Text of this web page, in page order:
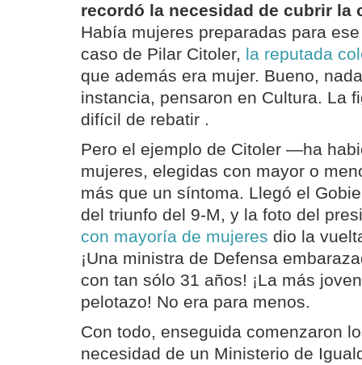
recordó la necesidad de cubrir la
Había mujeres preparadas para
caso de Pilar Citoler, la reputada
que además era mujer. Bueno,
instancia, pensaron en Cultura. La
difícil de rebatir .
Pero el ejemplo de Citoler —ha
mujeres, elegidas con mayor o
más que un síntoma. Llegó el
del triunfo del 9-M, y la foto del
con mayoría de mujeres dio la
¡Una ministra de Defensa
con tan sólo 31 años! ¡La más
pelotazo! No era para menos.
Con todo, enseguida comenzaron
necesidad de un Ministerio de